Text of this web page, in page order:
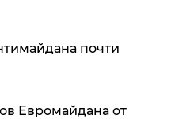
почти
Евромайдана от